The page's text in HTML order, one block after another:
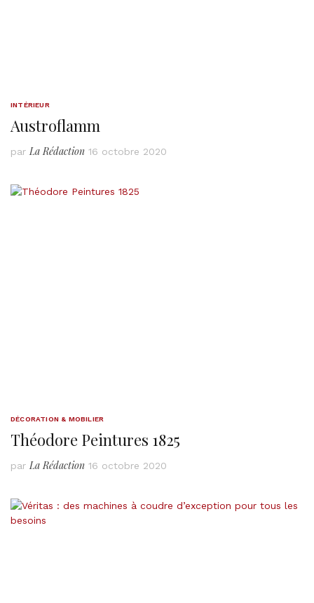
INTÉRIEUR
Austroflamm
par La Rédaction 16 octobre 2020
DÉCORATION & MOBILIER
Théodore Peintures 1825
par La Rédaction 16 octobre 2020